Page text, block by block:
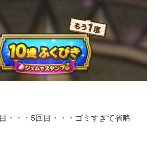
・・・5回目・・・ゴミすぎて省略